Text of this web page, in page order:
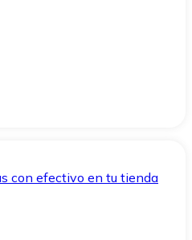
con efectivo en tu tienda